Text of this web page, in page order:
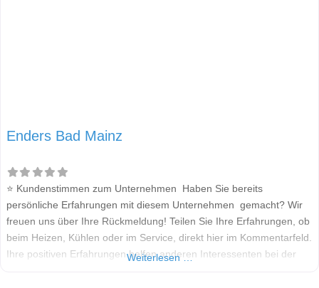
Enders Bad Mainz
⭐ Kundenstimmen zum Unternehmen Haben Sie bereits
persönliche Erfahrungen mit diesem Unternehmen gemacht? Wir
freuen uns über Ihre Rückmeldung! Teilen Sie Ihre Erfahrungen, ob
beim Heizen, Kühlen oder im Service, direkt hier im Kommentarfeld.
Ihre positiven Erfahrungen helfen anderen Interessenten bei der
Weiterlesen …